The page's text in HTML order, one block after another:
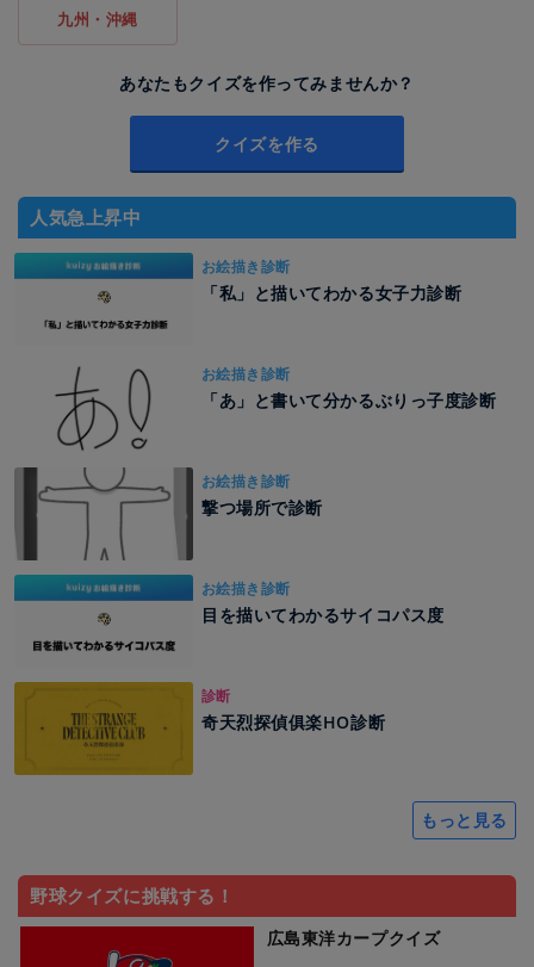
九州・沖縄
あなたもクイズを作ってみませんか？
クイズを作る
人気急上昇中
お絵描き診断
「私」と描いてわかる女子力診断
お絵描き診断
「あ」と書いて分かるぶりっ子度診断
お絵描き診断
撃つ場所で診断
お絵描き診断
目を描いてわかるサイコパス度
診断
奇天烈探偵俱楽HO診断
もっと見る
野球クイズに挑戦する！
広島東洋カープクイズ